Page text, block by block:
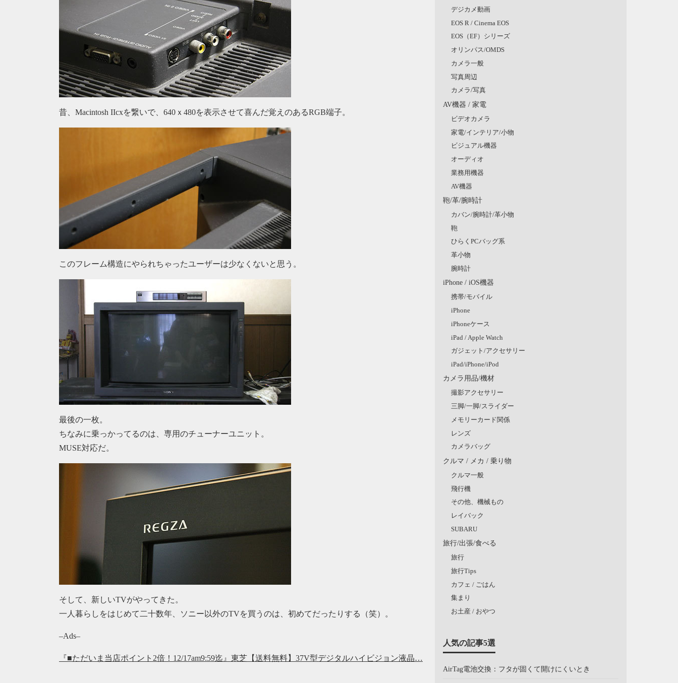
昔、Macintosh IIcxを繋いで、640ｘ480を表示させて喜んだ覚えのあるRGB端子。
このフレーム構造にやられちゃったユーザーは少なくないと思う。
最後の一枚。
ちなみに乗っかってるのは、専用のチューナーユニット。
MUSE対応だ。
そして、新しいTVがやってきた。
一人暮らしをはじめて二十数年、ソニー以外のTVを買うのは、初めてだったりする（笑）。
–Ads–
『■ただいま当店ポイント2倍！12/17am9:59迄』東芝【送料無料】37V型デジタルハイビジョン液晶…
デジカメ動画
EOS R / Cinema EOS
EOS（EF）シリーズ
オリンパス/OMDS
カメラ一般
写真周辺
カメラ/写真
AV機器 / 家電
ビデオカメラ
家電/インテリア/小物
ビジュアル機器
オーディオ
業務用機器
AV機器
鞄/革/腕時計
カバン/腕時計/革小物
鞄
ひらくPCバッグ系
革小物
腕時計
iPhone / iOS機器
携帯/モバイル
iPhone
iPhoneケース
iPad / Apple Watch
ガジェット/アクセサリー
iPad/iPhone/iPod
カメラ用品/機材
撮影アクセサリー
三脚/一脚/スライダー
メモリーカード関係
レンズ
カメラバッグ
クルマ / メカ / 乗り物
クルマ一般
飛行機
その他、機械もの
レイバック
SUBARU
旅行/出張/食べる
旅行
旅行Tips
カフェ / ごはん
集まり
お土産 / おやつ
人気の記事5選
AirTag電池交換：フタが固くて開けにくいとき